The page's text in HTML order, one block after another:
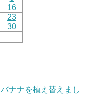
16
23
30
ナナを植え替えまし